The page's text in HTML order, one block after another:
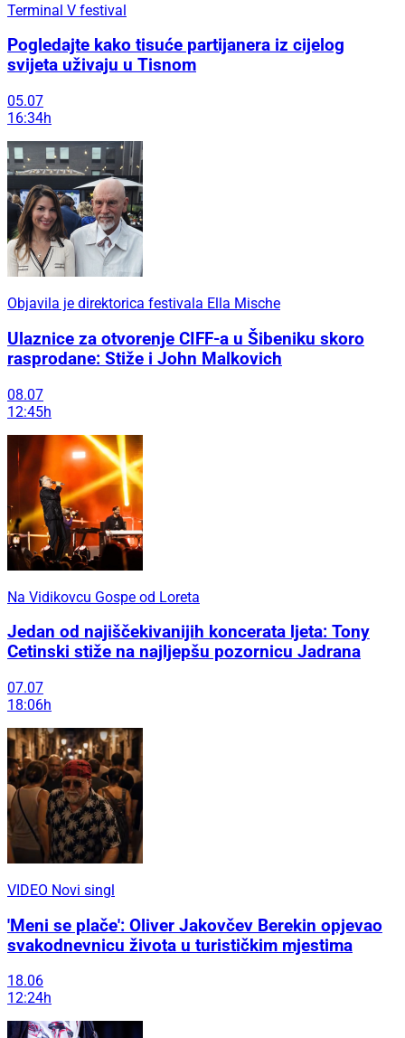
Terminal V festival
Pogledajte kako tisuće partijanera iz cijelog
svijeta uživaju u Tisnom
05.07
16:34h
Objavila je direktorica festivala Ella Mische
Ulaznice za otvorenje CIFF-a u Šibeniku skoro
rasprodane: Stiže i John Malkovich
08.07
12:45h
Na Vidikovcu Gospe od Loreta
Jedan od najiščekivanijih koncerata ljeta: Tony
Cetinski stiže na najljepšu pozornicu Jadrana
07.07
18:06h
VIDEO Novi singl
'Meni se plače': Oliver Jakovčev Berekin opjevao
svakodnevnicu života u turističkim mjestima
18.06
12:24h